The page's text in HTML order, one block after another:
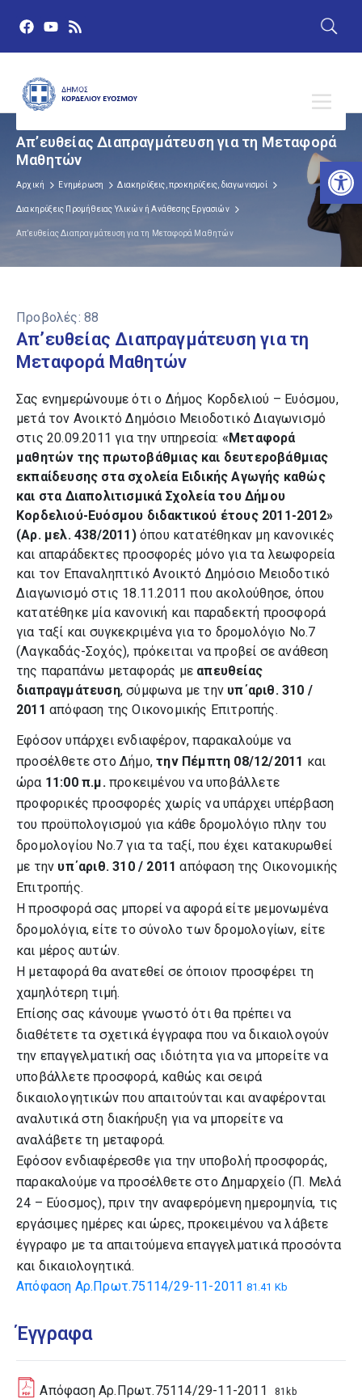
Απ’ευθείας Διαπραγμάτευση για τη Μεταφορά
Μαθητών
Αρχική Ενημέρωση Διακηρύξεις, προκηρύξεις, διαγωνισμοί
Διακηρύξεις Προμήθειας Υλικών ή Ανάθεσης Εργασιών
Απ’ευθείας Διαπραγμάτευση για τη Μεταφορά Μαθητών
Προβολές: 88
Απ’ευθείας Διαπραγμάτευση για τη
Μεταφορά Μαθητών
Σας ενημερώνουμε ότι ο Δήμος Κορδελιού – Ευόσμου,
μετά τον Ανοικτό Δημόσιο Μειοδοτικό Διαγωνισμό
στις 20.09.2011 για την υπηρεσία: «Μεταφορά
μαθητών της πρωτοβάθμιας και δευτεροβάθμιας
εκπαίδευσης στα σχολεία Ειδικής Αγωγής καθώς
και στα Διαπολιτισμικά Σχολεία του Δήμου
Κορδελιού-Ευόσμου διδακτικού έτους 2011-2012»
(Αρ. μελ. 438/2011)όπου κατατέθηκαν μη κανονικές
και απαράδεκτες προσφορές μόνο για τα λεωφορεία
και τον Επαναληπτικό Ανοικτό Δημόσιο Μειοδοτικό
Διαγωνισμό στις 18.11.2011 που ακολούθησε, όπου
κατατέθηκε μία κανονική και παραδεκτή προσφορά
για ταξί και συγκεκριμένα για το δρομολόγιο Νο.7
(Λαγκαδάς-Σοχός), πρόκειται να προβεί σε ανάθεση
της παραπάνω μεταφοράς με απευθείας
διαπραγμάτευση, σύμφωνα με την υπ΄αριθ. 310 /
2011 απόφαση της Οικονομικής Επιτροπής.
Εφόσον υπάρχει ενδιαφέρον, παρακαλούμε να
προσέλθετε στο Δήμο,την Πέμπτη 08/12/2011 και
ώρα 11:00 π.μ.προκειμένου να υποβάλλετε
προφορικές προσφορές χωρίς να υπάρχει υπέρβαση
του προϋπολογισμού για κάθε δρομολόγιο πλην του
δρομολογίου Νο.7 για τα ταξί, που έχει κατακυρωθεί
με την υπ΄αριθ. 310 / 2011 απόφαση της Οικονομικής
Επιτροπής.
Η προσφορά σας μπορεί να αφορά είτε μεμονωμένα
δρομολόγια, είτε το σύνολο των δρομολογίων, είτε
και μέρος αυτών.
Η μεταφορά θα ανατεθεί σε όποιον προσφέρει τη
χαμηλότερη τιμή.
Επίσης σας κάνουμε γνωστό ότι θα πρέπει να
διαθέτετε τα σχετικά έγγραφα που να δικαιολογούν
την επαγγελματική σας ιδιότητα για να μπορείτε να
υποβάλλετε προσφορά, καθώς και σειρά
δικαιολογητικών που απαιτούνται και αναφέρονται
αναλυτικά στη διακήρυξη για να μπορείτε να
αναλάβετε τη μεταφορά.
Εφόσον ενδιαφέρεσθε για την υποβολή προσφοράς,
παρακαλούμε να προσέλθετε στο Δημαρχείο (Π. Μελά
24 – Εύοσμος), πριν την αναφερόμενη ημερομηνία, τις
εργάσιμες ημέρες και ώρες, προκειμένου να λάβετε
έγγραφο με τα απαιτούμενα επαγγελματικά προσόντα
και δικαιολογητικά.
Απόφαση Αρ.Πρωτ.75114/29-11-2011 81.41 Kb
Έγγραφα
Απόφαση Αρ.Πρωτ.75114/29-11-2011 81kb